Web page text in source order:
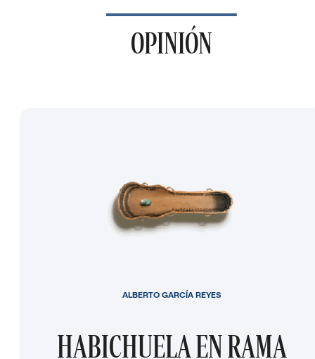
OPINIÓN
HABICHUELA EN RAMA
ALBERTO GARCÍA REYES